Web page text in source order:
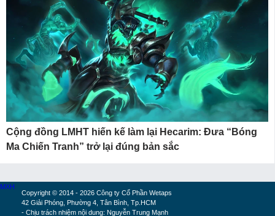
Cộng đồng LMHT hiến kế làm lại Hecarim: Đưa “Bóng
Ma Chiến Tranh” trở lại đúng bản sắc
Copyright © 2014 - 2026 Công ty Cổ Phần Wetaps
42 Giải Phóng, Phường 4, Tân Bình, Tp.HCM
- Chịu trách nhiệm nội dung: Nguyễn Trung Mạnh
MXH